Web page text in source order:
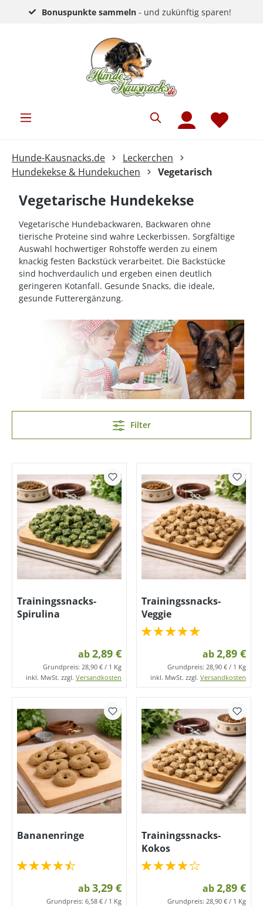
Bonuspunkte sammeln - und zukünftig sparen!
Hunde-Kausnacks.de
Leckerchen
Hundekekse & Hundekuchen
Vegetarisch
Vegetarische Hundekekse
Vegetarische Hundebackwaren, Backwaren ohne
tierische Proteine sind wahre Leckerbissen. Sorgfältige
Auswahl hochwertiger Rohstoffe werden zu einem
knackig festen Backstück verarbeitet. Die Backstücke
sind hochverdaulich und ergeben einen deutlich
geringeren Kotanfall. Gesunde Snacks, die ideale,
gesunde Futterergänzung.
Filter
Trainingssnacks-
Spirulina
ab2,89 €
Grundpreis: 28,90 € / 1 Kg
inkl. MwSt. zzgl. Versandkosten
Trainingssnacks-
Veggie
ab2,89 €
Grundpreis: 28,90 € / 1 Kg
inkl. MwSt. zzgl. Versandkosten
Bananenringe
ab3,29 €
Grundpreis: 6,58 € / 1 Kg
Trainingssnacks-
Kokos
ab2,89 €
Grundpreis: 28,90 € / 1 Kg